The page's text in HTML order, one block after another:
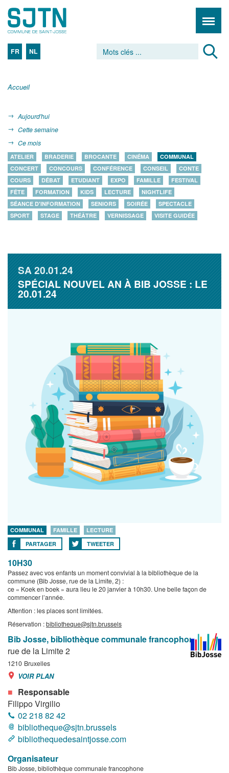
FR NL
Accueil
Aujourd'hui
Cette semaine
Ce mois
ATELIER BRADERIE BROCANTE CINÉMA
COMMUNAL
CONCERT
CONCOURS CONFÉRENCE CONSEIL
CONTE
COURS
DÉBAT ETUDIANT EXPO FAMILLE
FESTIVAL
FÊTE
FORMATION KIDS LECTURE
NIGHTLIFE
SÉANCE D'INFORMATION
SENIORS SOIRÉE
SPECTACLE
SPORT
STAGE THÉÂTRE VERNISSAGE VISITE GUIDÉE
SA20.01.24
SPÉCIAL NOUVEL AN À BIB JOSSE : LE
20.01.24
COMMUNAL FAMILLE
LECTURE
PARTAGER
TWEETER
10H30
Passez avec vos enfants un moment convivial à la bibliothèque de la
commune (Bib Josse, rue de la Limite, 2) :
ce « Koek en boek » aura lieu le 20 janvier à 10h30. Une belle façon de
commencer l’année.
Attention : les places sont limitées.
Réservation :bibliotheque@sjtn.brussels
Bib Josse, bibliothèque communale francophone
rue de la Limite 2
1210 Bruxelles
VOIR PLAN
Responsable
Filippo Virgilio
02 218 82 42
bibliotheque@sjtn.brussels
bibliothequedesaintjosse.com
Organisateur
Bib Josse, bibliothèque communale francophone